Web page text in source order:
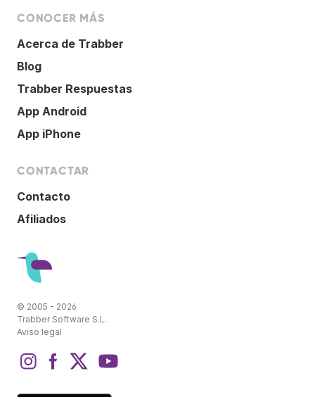
CONOCER MÁS
Acerca de Trabber
Blog
Trabber Respuestas
App Android
App iPhone
CONTACTAR
Contacto
Afiliados
© 2005 - 2026
Trabber Software S.L.
Aviso legal